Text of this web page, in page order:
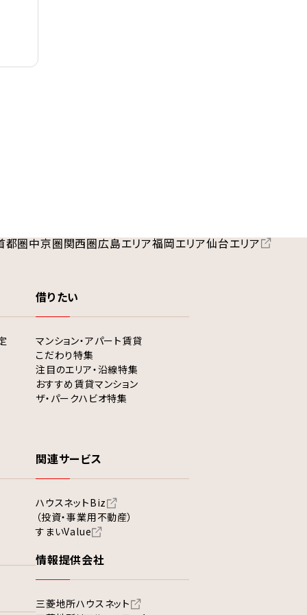
都圏中京圏関西圏広島エリア福岡エリア仙台エリア
借りたい
マンション・アパート賃貸
こだわり特集
注目のエリア・沿線特集
おすすめ賃貸マンション
ザ・パークハビオ特集
関連サービス
ハウスネットBiz
（投資・事業用不動産）
すまいValue
情報提供会社
三菱地所ハウスネット